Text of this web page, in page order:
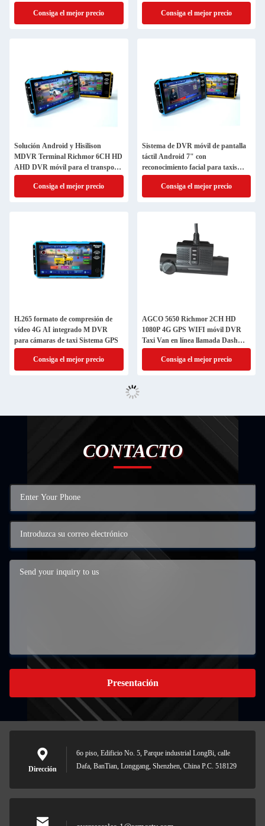
Consiga el mejor precio
GPS
Consiga el mejor precio
Solución Android y Hisilison
MDVR Terminal Richmor 6CH HD
AHD DVR móvil para el transporte
de taxis y camiones
Consiga el mejor precio
Sistema de DVR móvil de pantalla
táctil Android 7" con
reconocimiento facial para taxis
Sistema de CCTV
Consiga el mejor precio
H.265 formato de compresión de
vídeo 4G AI integrado M DVR
para cámaras de taxi Sistema GPS
Consiga el mejor precio
AGCO 5650 Richmor 2CH HD
1080P 4G GPS WIFI móvil DVR
Taxi Van en línea llamada Dash
Cam
Consiga el mejor precio
CONTACTO
Presentación
Dirección
6o piso, Edificio No. 5, Parque industrial LongBi, calle
Dafa, BanTian, Longgang, Shenzhen, China P.C. 518129